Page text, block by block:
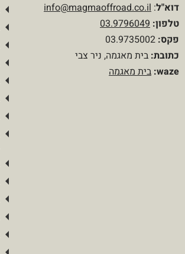
דוא"ל:
info@magmaoffroad.co.il
טלפון:
03.9796049
פקס:
כתובת: בית מאגמה, ניר צבי
waze: בית מאגמה